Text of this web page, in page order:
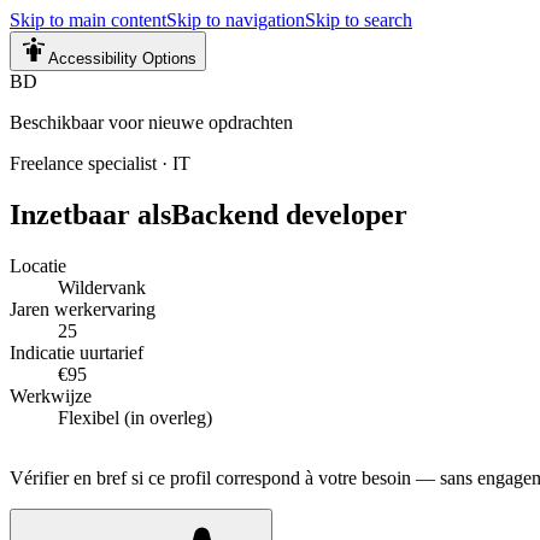
Skip to main contentSkip to navigationSkip to search
Accessibility Options
BD
Beschikbaar voor nieuwe opdrachten
Freelance specialist · IT
Inzetbaar alsBackend developer
Locatie
Wildervank
Jaren werkervaring
25
Indicatie uurtarief
€95
Werkwijze
Flexibel (in overleg)
Vérifier en bref si ce profil correspond à votre besoin — sans